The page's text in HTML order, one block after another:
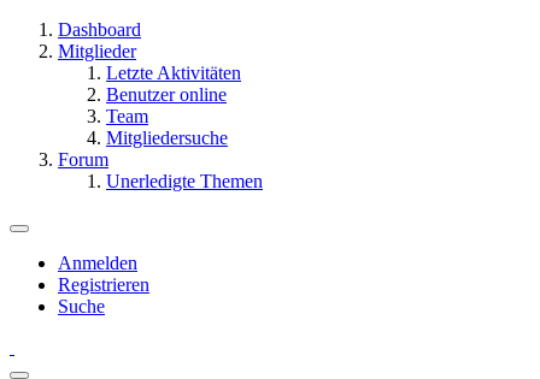
Dashboard
Mitglieder
Letzte Aktivitäten
Benutzer online
Team
Mitgliedersuche
Forum
Unerledigte Themen
Anmelden
Registrieren
Suche